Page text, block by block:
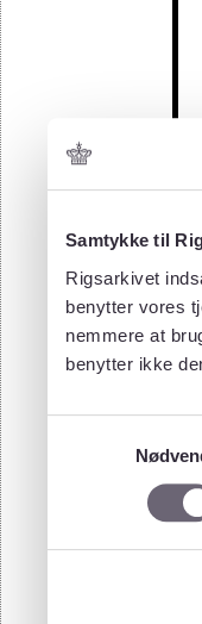
Samtykke til
Rigsarkivet
benytter vores
nemmere at
benytter ikke